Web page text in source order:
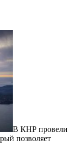
В КНР провели
позволяет